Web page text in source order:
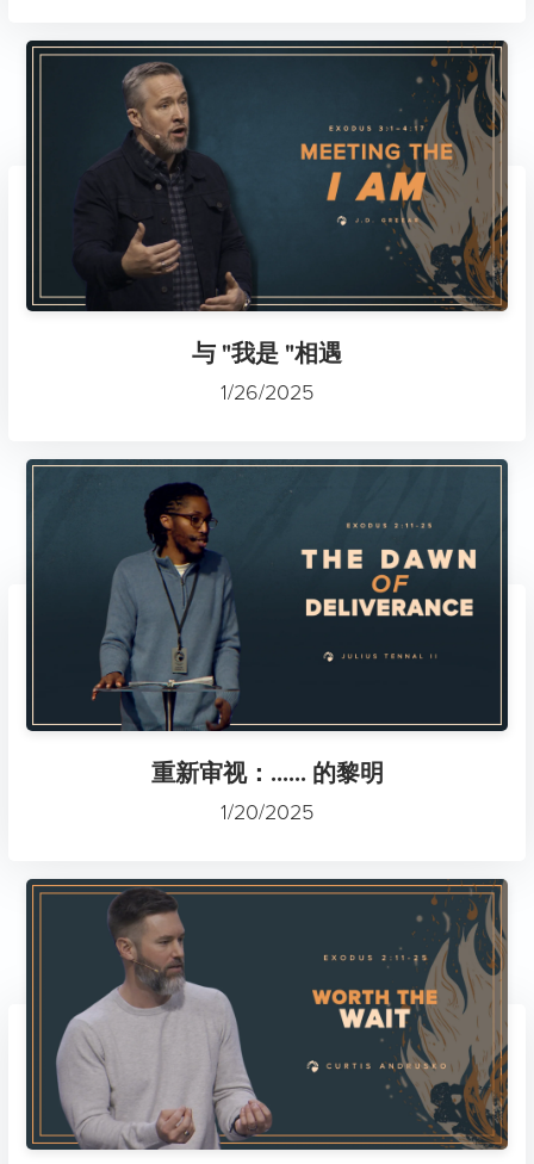
与 "我是 "相遇
1/26/2025
重新审视：...... 的黎明
1/20/2025